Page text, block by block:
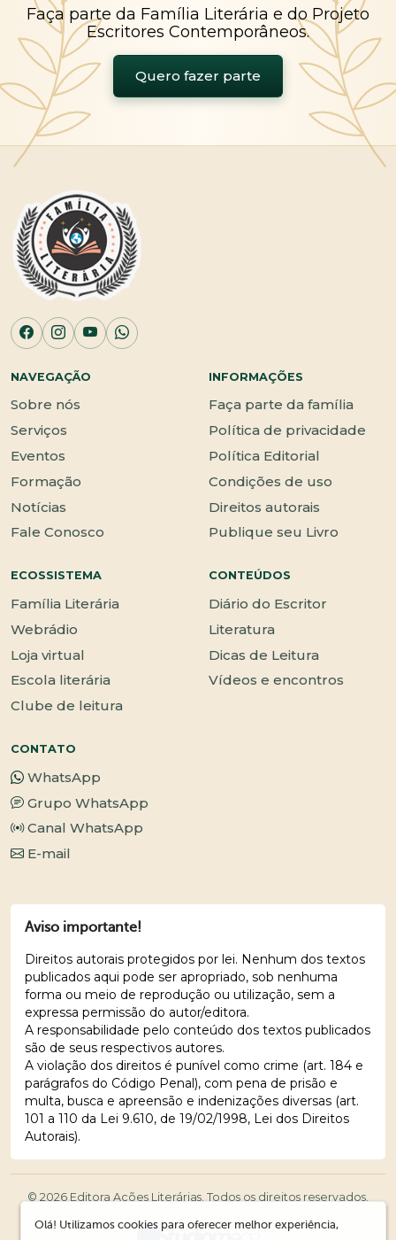
Faça parte da Família Literária e do Projeto
Escritores Contemporâneos.
Quero fazer parte
NAVEGAÇÃO
Sobre nós
Serviços
Eventos
Formação
Notícias
Fale Conosco
INFORMAÇÕES
Faça parte da família
Política de privacidade
Política Editorial
Condições de uso
Direitos autorais
Publique seu Livro
ECOSSISTEMA
Família Literária
Webrádio
Loja virtual
Escola literária
Clube de leitura
CONTEÚDOS
Diário do Escritor
Literatura
Dicas de Leitura
Vídeos e encontros
CONTATO
WhatsApp
Grupo WhatsApp
Canal WhatsApp
E-mail
Aviso importante!
Direitos autorais protegidos por lei. Nenhum dos textos
publicados aqui pode ser apropriado, sob nenhuma
forma ou meio de reprodução ou utilização, sem a
expressa permissão do autor/editora.
A responsabilidade pelo conteúdo dos textos publicados
são de seus respectivos autores.
A violação dos direitos é punível como crime (art. 184 e
parágrafos do Código Penal), com pena de prisão e
multa, busca e apreensão e indenizações diversas (art.
101 a 110 da Lei 9.610, de 19/02/1998, Lei dos Direitos
Autorais).
© 2026 Editora Ações Literárias. Todos os direitos reservados.
Olá! Utilizamos cookies para oferecer melhor experiência,